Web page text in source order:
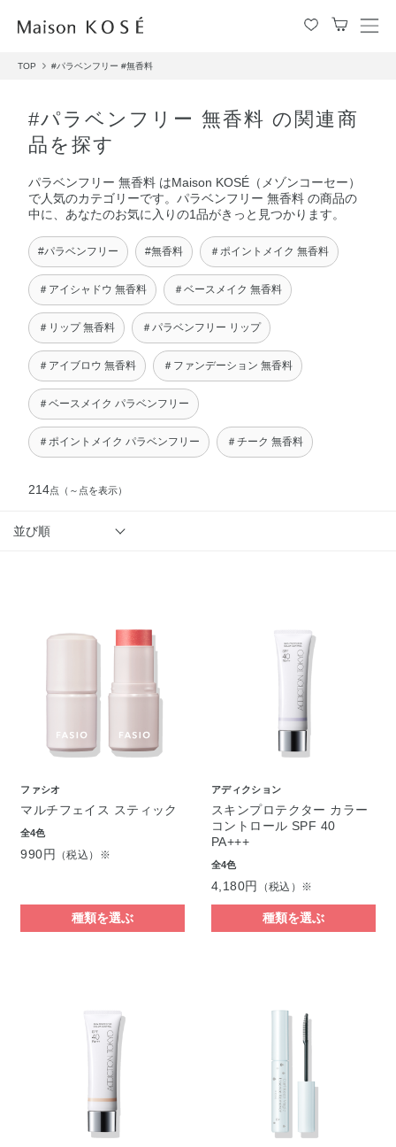
メ
TOP #パラベンフリー #無香料
#パラベンフリー 無香料 の関連商
品を探す
パラベンフリー 無香料 はMaison KOSÉ（メゾンコーセー）
で人気のカテゴリーです。パラベンフリー 無香料 の商品の
中に、あなたのお気に入りの1品がきっと見つかります。
#パラベンフリー #無香料 ＃ポイントメイク 無香料
＃アイシャドウ 無香料 ＃ベースメイク 無香料
＃リップ 無香料 ＃パラベンフリー リップ
＃アイブロウ 無香料 ＃ファンデーション 無香料
＃ベースメイク パラベンフリー
＃ポイントメイク パラベンフリー ＃チーク 無香料
214点 （～点を表示）
並び順
ファシオ
マルチフェイス スティック
全4色
990円 （税込）※
種類を選ぶ
アディクション
スキンプロテクター カラー
コントロール SPF 40
PA+++
全4色
4,180円 （税込）※
種類を選ぶ